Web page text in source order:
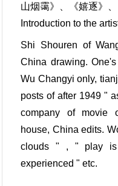
山烟霭》、《嬉逐》、
Introduction to the
Shi Shouren of
China drawing.
Wu Changyi only,
posts of after 1949 "
company of movie
house, China edits.
clouds " , " play
experienced " etc.